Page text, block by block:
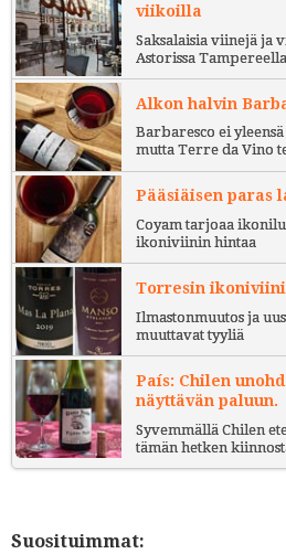
viikoilla
Saksalaisia viinejä ja
Astorissa
Alkon halvin
Barbaresco ei
mutta Terre da Vino
Pääsiäisen paras
Coyam tarjoaa
ikoniviinin hintaa
Torresin
Ilmastonmuutos ja
muuttavat tyyliä
País: Chilen
näyttävän paluun.
Syvemmällä Chilen
tämän hetken
Suosituimmat: